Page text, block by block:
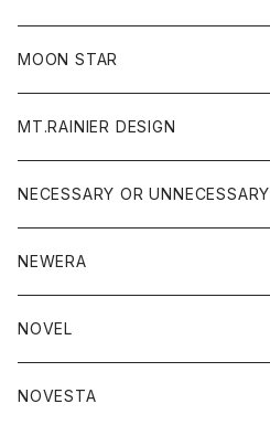
フリース
ジャケット
ニット
パンツ
帽子
MOON STAR
MT.RAINIER DESIGN
アウター
コート
ジャケット
アクセサリー
バッグ
グッズ
ウォレット
トップス
NECESSARY OR UNNECESSARY
アウター
コート
ジャケット
アクセサリー
バッグ
グッズ
NEWERA
帽子
NOVEL
トップス
NOVESTA